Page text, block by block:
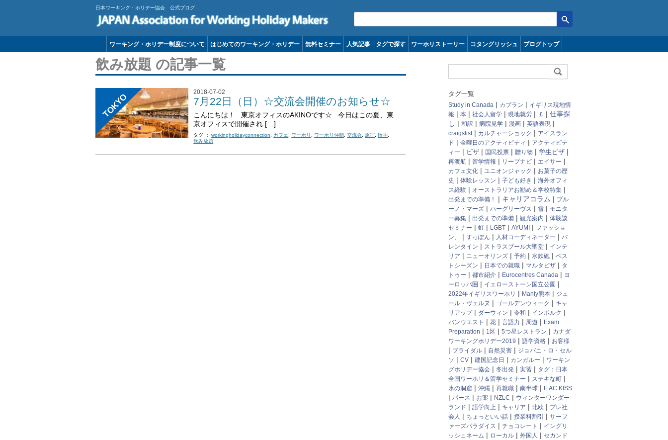
日本ワーキング・ホリデー協会 公式ブログ
コンテンツへ移動
ワーキング・ホリデー制度について はじめてのワーキング・ホリデー 無料セミナー 人気記事 タグで探す ワーホリストーリー コタングリッシュ ブログトップ
飲み放題 の記事一覧
TOKYO 2018-07-02
7月22日（日）☆交流会開催のお知らせ☆
こんにちは！ 東京オフィスのAKINOです☆ 今日はこの夏、東
京オフィスで開催され […]
タグ ：workingholidayconnection, カフェ, ワーホリ , ワーホリ仲間,交流会, 原宿,留学,
飲み放題
タグ一覧
Study in Canada | カプラン | イギリス現地情
報 | 本 | 社会人留学 | 現地就労 | ￡ | 仕事探
し | 和訳 | 病院見学 | 漫画 | 英語表現 |
craigslist | カルチャーショック | アイスラン
ド | 金曜日のアクティビティ | アクティビテ
ィー | ビザ | 国民投票 | 贈り物 | 学生ビザ |
再渡航 | 留学情報 | リープナビ | エイサー |
カフェ文化 | ユニオンジャック | お菓子の歴
史 | 体験レッスン | 子ども好き | 海外オフィ
ス経験 | オーストラリアお勧め＆学校特集 |
出発までの準備！ | キャリアコラム | ブル
ーノ・マーズ | ハーグリーヴス | 雪 | モニタ
ー募集 | 出発までの準備 | 観光案内 | 体験談
セミナー | 虹 | LGBT | AYUMI | ファッショ
ン、
| すっぽん | 人材コーディネーター | バ
レンタイン | ストラスブール大聖堂 | インテ
リア | ニューオリンズ | 予約 | 水鉄砲 | ベス
トシーズン | 日本での就職 | マルタビザ | タ
トゥー | 都市紹介 | Eurocentres Canada | ヨ
ーロッパ圏 | イエローストーン国立公園 |
2022年イギリスワーホリ | Manly熊本 | ジュ
ール・ヴェルヌ | ゴールデンウィーク | キャ
リアップ| ダーウィン | 令和 | インボルク |
バンウエスト | 花 | 言語力 | 周遊 | Exam
Preparation | 1区 | 5つ星レストラン | カナダ
ワーキングホリデー2019 | 語学資格 | お客様
| ブライダル | 自然災害 | ジョバニ・ロ・セル
ソ | CV | 建国記念日 | カンガルー | ワーキン
グホリデー協会 | 冬出発 | 実習 | タグ：日本
全国ワーホリ＆留学セミナー | ステキな町 |
氷の洞窟 | 沖縄 | 再就職 | 南半球 | ILAC KISS
| パース | お薬 | NZLC | ウィンターワンダー
ランド | 語学向上 | キャリア | 北欧 | プレ社
会人 | ちょっといい話 | 授業料割引 | サーフ
ァーズパラダイス | チョコレート | イングリ
ッシュネーム | ローカル | 外国人 | セカンド